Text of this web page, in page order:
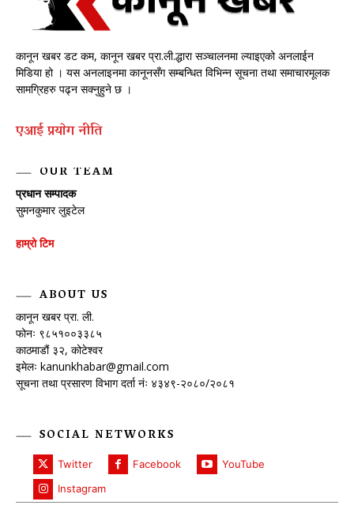
कानून खबर डट कम, कानून खबर प्रा.ली.द्धारा सञ्चालनमा ल्याइएको अनलाईन
मिडिया हो । यस अनलाइनमा कानूनसँग सम्बन्धित विभिन्न सूचना तथा समाचारमूलक
सामग्रिहरु पढ्न सक्नुहुने छ ।
एआई प्रयाेग नीति
OUR TEAM
प्रधान सम्पादक
सुमनकुमार लुइटेल
हाम्रो टिम
ABOUT US
कानून खबर प्रा. ली.
फोनः ९८५१००३३८५
काठमाडौं ३२, कोटेश्वर
इमेलः kanunkhabar@gmail.com
सूचना तथा प्रसारण विभाग दर्ता नंः ४३४९-२०८०/२०८१
SOCIAL NETWORKS
Twitter Facebook
YouTube
Instagram